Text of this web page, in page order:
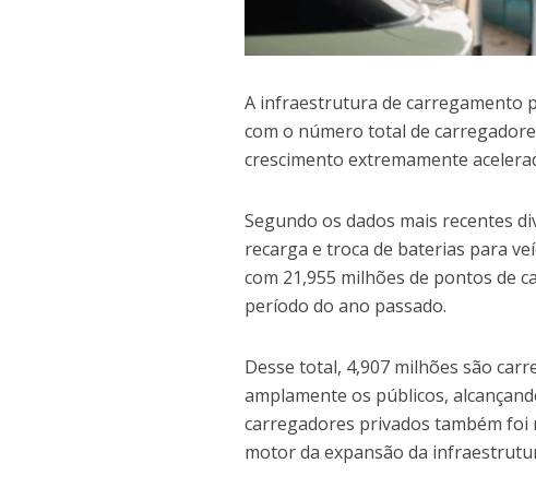
A infraestrutura de carregamento
com o número total de
crescimento extremamente
Segundo os dados mais recentes
recarga e troca de baterias para
com 21,955 milhões de pontos de
período do ano passado.
Desse total, 4,907 milhões são
amplamente os públicos,
carregadores privados também
motor da expansão da